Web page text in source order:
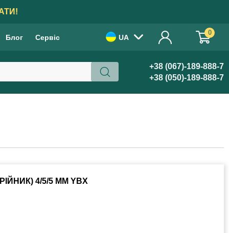
Блог Сервіс UA
0
+38 (067)-189-888-7
+38 (050)-189-888-7
4/5/5 ММ YBX